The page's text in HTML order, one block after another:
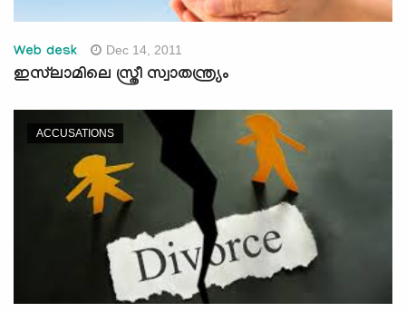
Web desk Dec 14, 2011
ഇസ്‌ലാമിലെ സ്ത്രീ സ്വാതന്ത്ര്യം
ACCUSATIONS